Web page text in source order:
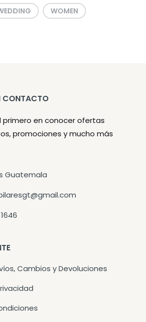
WOMEN
CONTACTO
primero en conocer ofertas
promociones y mucho más
Guatemala
Cambios y Devoluciones